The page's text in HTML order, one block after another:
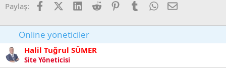
t
Paylaş: FacebookX (Twitter)
LinkedIn
Reddit PinterestTumblrWhatsApp
E-posta
Online yöneticiler
Halil Tuğrul SÜMER
Site Yöneticisi